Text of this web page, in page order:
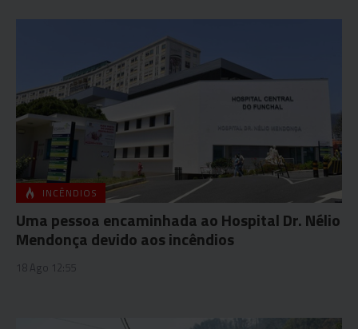
INCÊNDIOS
Uma pessoa encaminhada ao Hospital Dr. Nélio
Mendonça devido aos incêndios
18 Ago 12:55